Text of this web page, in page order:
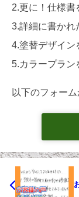
2.更に！仕様書
3.詳細に書かれ
4.塗替デザイン
5.カラープラン
以下のフォー